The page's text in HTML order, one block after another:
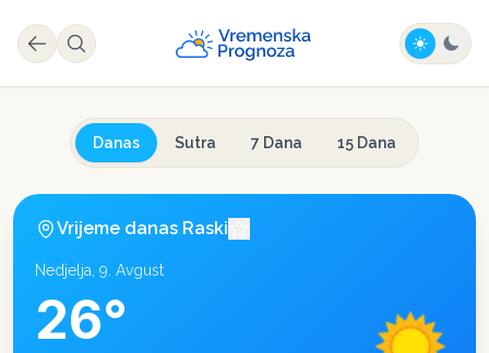
Danas Sutra 7 Dana 15 Dana
Vrijeme danas Raski
Nedjelja, 9. Avgust
26°